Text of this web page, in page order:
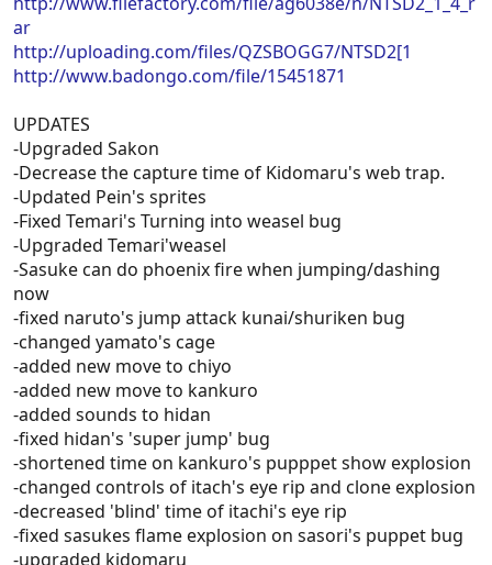
ar
http://uploading.com/files/QZSBOGG7/NTSD2[1
http://www.badongo.com/file/15451871
UPDATES
-Upgraded Sakon
-Decrease the capture time of Kidomaru's web trap.
-Updated Pein's sprites
-Fixed Temari's Turning into weasel bug
-Upgraded Temari'weasel
-Sasuke can do phoenix fire when jumping/dashing
now
-fixed naruto's jump attack kunai/shuriken bug
-changed yamato's cage
-added new move to chiyo
-added new move to kankuro
-added sounds to hidan
-fixed hidan's 'super jump' bug
-shortened time on kankuro's pupppet show explosion
-changed controls of itach's eye rip and clone explosion
-decreased 'blind' time of itachi's eye rip
-fixed sasukes flame explosion on sasori's puppet bug
-upgraded kidomaru